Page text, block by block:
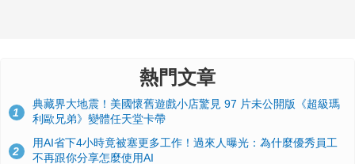
熱門文章
1
典藏界大地震！美國懷舊遊戲小店驚見 97 片未公開版《超級瑪
利歐兄弟》變體任天堂卡帶
2
用AI省下4小時竟被塞更多工作！過來人曝光：為什麼優秀員工
不再跟你分享怎麼使用AI